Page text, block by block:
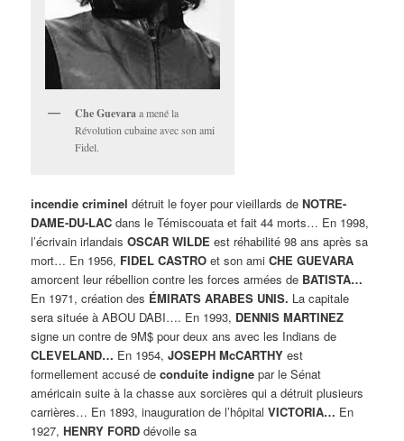
Che Guevaraa mené la
Révolution cubaine avec son ami
Fidel.
incendie criminel détruit le foyer pour vieillards deNOTRE-
DAME-DU-LAC dans le Témiscouata et fait 44 morts… En 1998,
l’écrivain irlandaisOSCAR WILDE est réhabilité 98 ans après sa
mort… En 1956, FIDEL CASTRO et son amiCHE GUEVARA
amorcent leur rébellion contre les forces armées de BATISTA…
En 1971, création des ÉMIRATS ARABES UNIS. La capitale
sera située à ABOU DABI…. En 1993, DENNIS MARTINEZ
signe un contre de 9M$ pour deux ans avec les Indians de
CLEVELAND… En 1954,JOSEPH McCARTHY est
formellement accusé deconduite indigne par le Sénat
américain suite à la chasse aux sorcières qui a détruit plusieurs
carrières… En 1893, inauguration de l’hôpitalVICTORIA… En
1927,HENRY FORD dévoile sa